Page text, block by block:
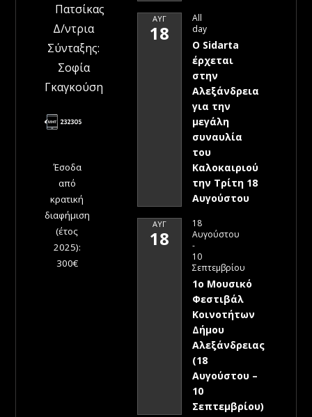
Πατσίκας
Δ/ντρια
Σύνταξης:
Σοφία
Γκαγκούση
Έσοδα
από
κρατική
διαφήμιση
(έτος
2025):
300€
ΑΥΓ
18
All
day
Ο Sidarta
έρχεται
στην
Αλεξάνδρεια
για την
μεγάλη
συναυλία
του
Καλοκαιριού
την Τρίτη 18
Αυγούστου
ΑΥΓ
18
18
Αυγούστου
-
10
Σεπτεμβρίου
1ο Μουσικό
Φεστιβάλ
Κοινοτήτων
Δήμου
Αλεξάνδρειας
(18
Αυγούστου –
10
Σεπτεμβρίου)